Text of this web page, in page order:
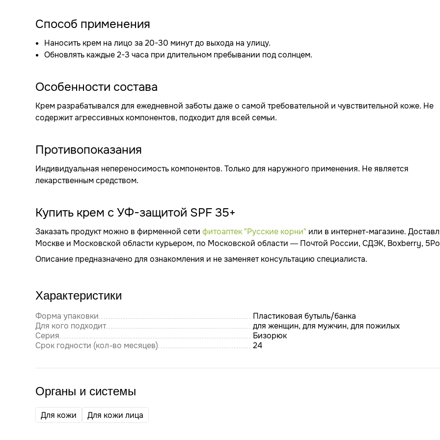
Способ применения
Наносить крем на лицо за 20-30 минут до выхода на улицу.
Обновлять каждые 2-3 часа при длительном пребывании под солнцем.
Особенности состава
Крем разрабатывался для ежедневной заботы даже о самой требовательной и чувствительной коже. Не
содержит агрессивных компонентов, подходит для всей семьи.
Противопоказания
Индивидуальная непереносимость компонентов. Только для наружного применения. Не является
лекарственным средством.
Купить крем с УФ-защитой SPF 35+
Заказать продукт можно в фирменной сети фитоаптек "Русские корни" или в интернет-магазине.
Москве и Московской области курьером, по Московской области — Почтой России, СДЭК, Boxberry,
Описание предназначено для ознакомления и не заменяет консультацию специалиста.
Характеристики
Форма упаковки
Пластиковая бутыль/банка
Для кого подходит
для женщин, для мужчин, для пожилых
Серия
Бизорюк
Срок годности (кол-во месяцев)
24
Органы и системы
Для кожи Для кожи лица